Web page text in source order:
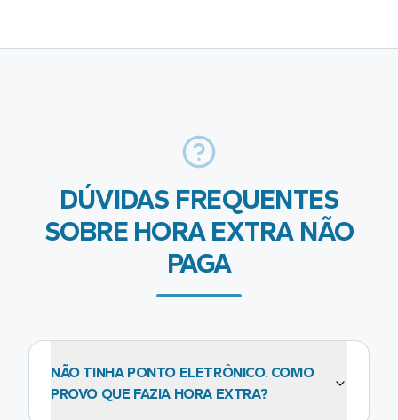
DÚVIDAS FREQUENTES
SOBRE HORA EXTRA NÃO
PAGA
NÃO TINHA PONTO ELETRÔNICO. COMO
PROVO QUE FAZIA HORA EXTRA?